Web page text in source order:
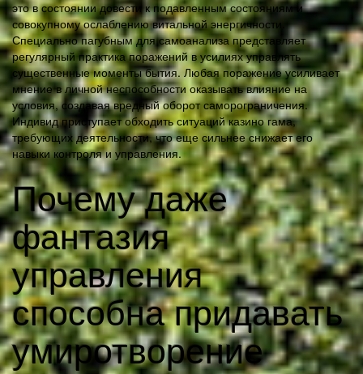
это в состоянии довести к подавленным состояниям и
совокупному ослаблению витальной энергичности.
Специально пагубным для самоанализа представляет
регулярный практика поражений в усилиях управлять
существенные моменты бытия. Любая поражение усиливает
мнение в личной неспособности оказывать влияние на
условия, создавая вредный оборот саморограничения.
Индивид приступает обходить ситуаций казино гама,
требующих деятельности, что еще сильнее снижает его
навыки контроля и управления.
Почему даже
фантазия
управления
способна придавать
умиротворение